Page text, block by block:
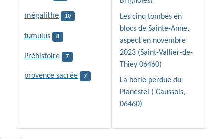
mégalithe 10
tumulus 8
Préhistoire 7
provence sacrée 7
Les cinq tombes en
blocs de Sainte-Anne,
aspect en novembre
2023 (Saint-Vallier-de-
Thiey 06460)
La borie perdue du
Planestel ( Caussols,
06460)